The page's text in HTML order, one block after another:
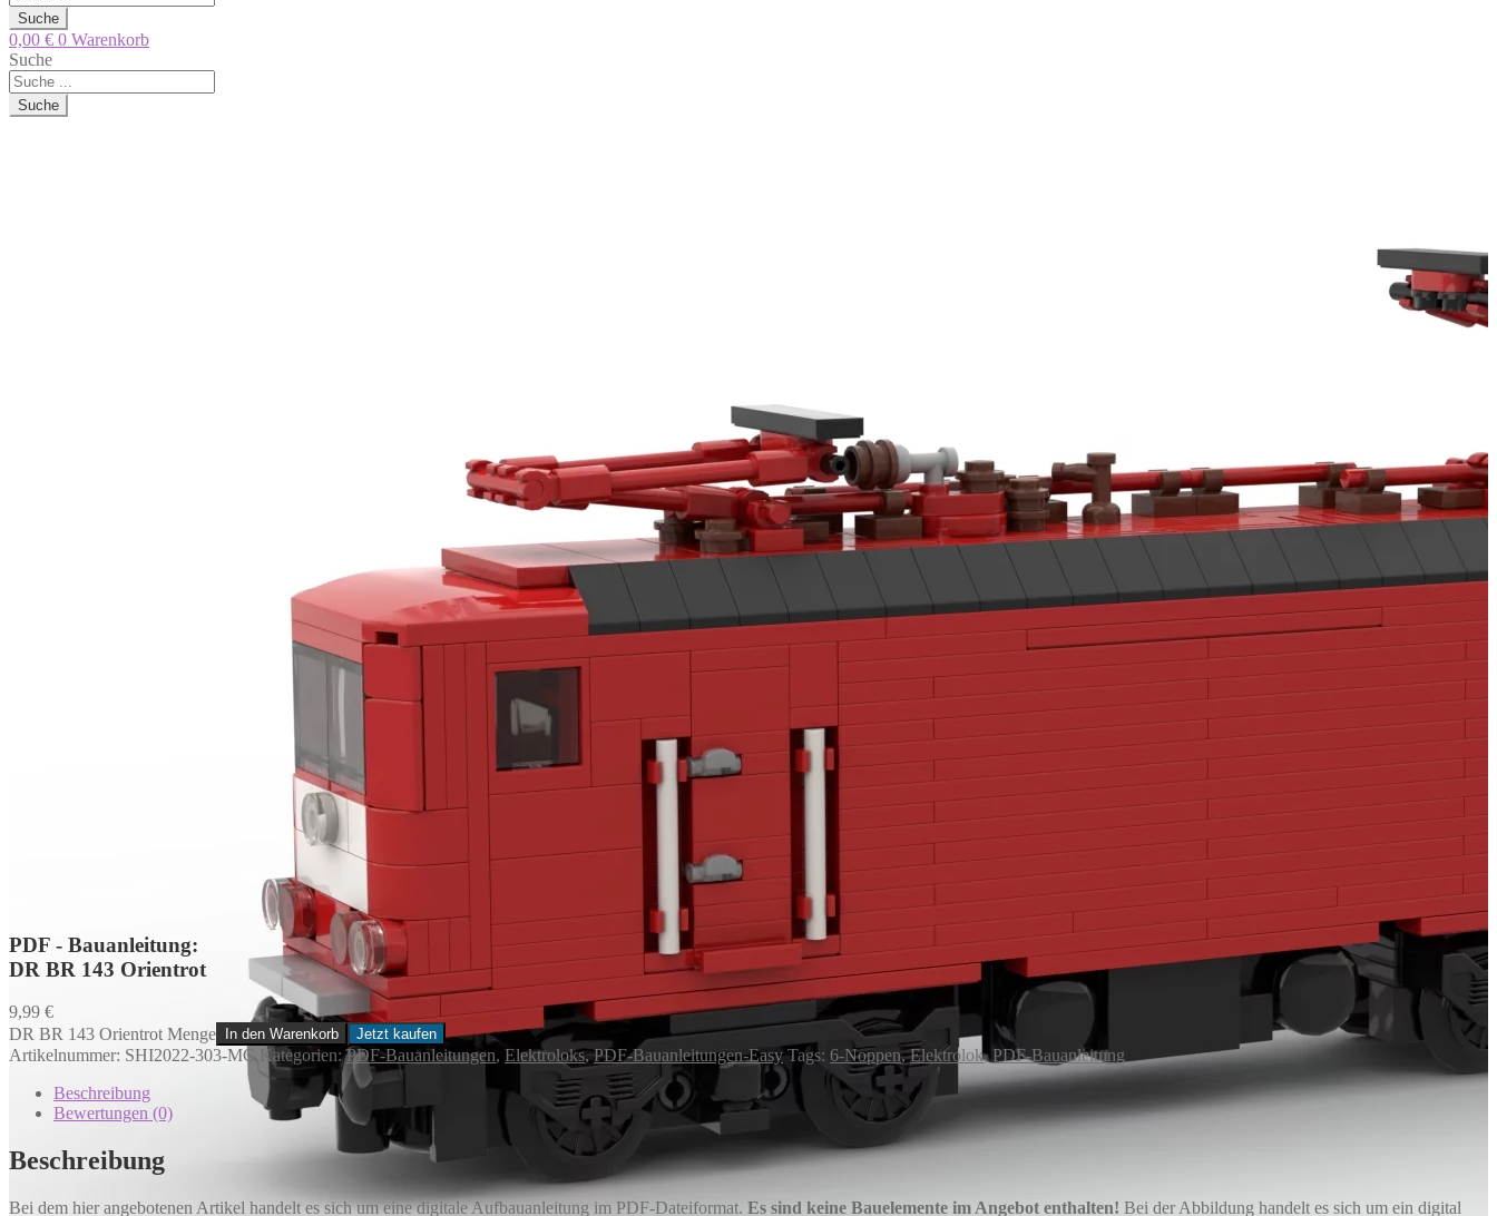
Suche
0,00 € 0 Warenkorb
Suche
Suche
PDF - Bauanleitung:
DR BR 143 Orientrot
9,99 €
DR BR 143 Orientrot Menge
In den Warenkorb Jetzt kaufen
Artikelnummer: SHI2022-303-MC Kategorien: PDF-Bauanleitungen, Elektroloks,PDF-Bauanleitungen-Easy Tags: 6-Noppen,Elektrolok,PDF-Bauanleitung
Beschreibung
Bewertungen (0)
Beschreibung
Bei dem hier angebotenen Artikel handelt es sich um eine digitale Aufbauanleitung im PDF-Dateiformat. Es sind keine Bauelemente im Angebot enthalten! Bei der Abbildung handelt es sich um ein digital